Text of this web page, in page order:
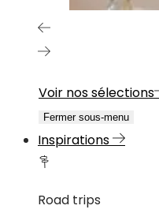
Voir nos sélections
Fermer sous-menu
Inspirations
Road trips